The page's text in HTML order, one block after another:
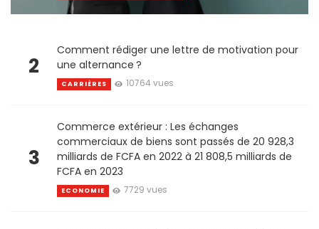
2
Comment rédiger une lettre de motivation pour
une alternance ?
CARRIÈRES 10764 vues
3
Commerce extérieur : Les échanges
commerciaux de biens sont passés de 20 928,3
milliards de FCFA en 2022 à 21 808,5 milliards de
FCFA en 2023
ECONOMIE 7729 vues